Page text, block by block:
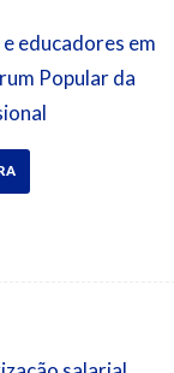
educadores em
Popular da